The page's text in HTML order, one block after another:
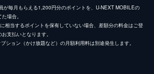
が毎月もらえる1,200円分のポイントを、U-NEXT MOBILEの
場合。
相当するポイントを保有していない場合、差額分の料金はご登
支払いとなります。
ション（かけ放題など）の月額利用料は別途発生します。